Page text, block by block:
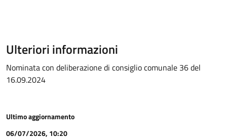
Ulteriori informazioni
Nominata con deliberazione di consiglio comunale 36 del
16.09.2024
Ultimo aggiornamento
06/07/2026, 10:20